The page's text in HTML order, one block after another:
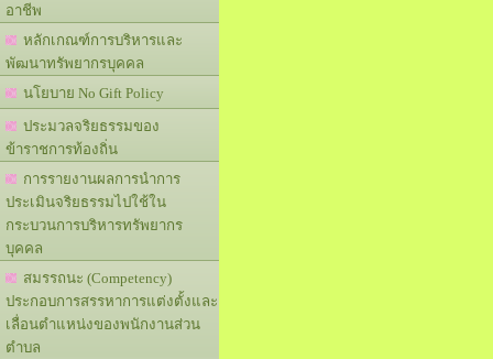
อาชีพ
หลักเกณฑ์การบริหารและ
พัฒนาทรัพยากรบุคคล
นโยบาย No Gift Policy
ประมวลจริยธรรมของ
ข้าราชการท้องถิ่น
การรายงานผลการนำการ
ประเมินจริยธรรมไปใช้ใน
กระบวนการบริหารทรัพยากร
บุคคล
สมรรถนะ (Competency)
ประกอบการสรรหาการแต่งตั้งและ
เลื่อนตำแหน่งของพนักงานส่วน
ตำบล